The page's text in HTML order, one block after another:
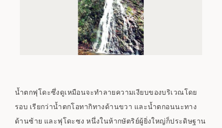
น้ำตกฟุโดะซึ่งดูเหมือนจะทำลายความเงียบของบริเวณโดย
รอบ เรียกว่าน้ำตกโอทากิทางด้านขวา และน้ำตกอนนะทาง
ด้านซ้าย และฟุโดะซง หนึ่งในห้ากษัตริย์ผู้ยิ่งใหญ่ก็ประดิษฐาน